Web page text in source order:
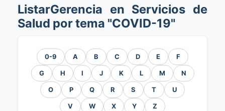
ListarGerencia en Servicios de
Salud por tema "COVID-19"
0-9 A B C D E F
G H I J K L M N
O P Q R S T U
V W X Y Z